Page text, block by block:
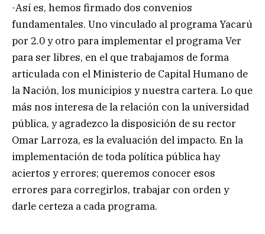
-Así es, hemos firmado dos convenios
fundamentales. Uno vinculado al programa Yacarú
por 2.0 y otro para implementar el programa Ver
para ser libres, en el que trabajamos de forma
articulada con el Ministerio de Capital Humano de
la Nación, los municipios y nuestra cartera. Lo que
más nos interesa de la relación con la universidad
pública, y agradezco la disposición de su rector
Omar Larroza, es la evaluación del impacto. En la
implementación de toda política pública hay
aciertos y errores; queremos conocer esos
errores para corregirlos, trabajar con orden y
darle certeza a cada programa.